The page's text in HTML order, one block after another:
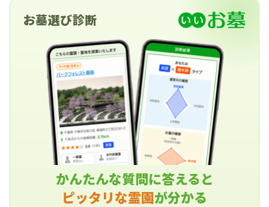
お墓選び診断
かんたんな質問に答えると
ピッタリな霊園が分かる